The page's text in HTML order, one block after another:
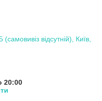
відсутній), Київ,
20:00